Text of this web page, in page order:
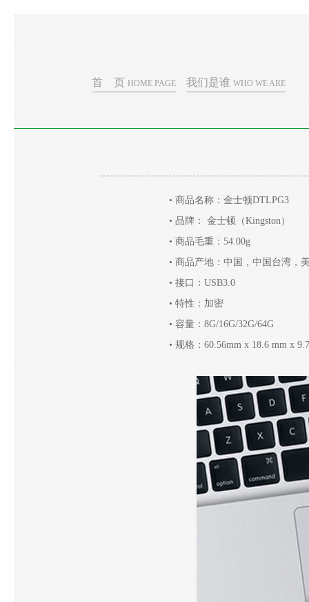
首 页 HOME PAGE 我们是谁 WHO WE ARE
• 商品名称：金士顿DTLPG3
• 品牌： 金士顿（Kingston）
• 商品毛重：54.00g
• 商品产地：中国，中国台湾，
• 接口：USB3.0
• 特性：加密
• 容量： 8G/16G/32G/64G
• 规格：60.56mm x 18.6 mm x